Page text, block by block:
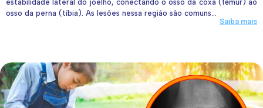
estabilidade lateral do joelho, conectando o osso da coxa (fêmur) ao
osso da perna (tíbia). As lesões nessa região são comuns...
Saiba mais